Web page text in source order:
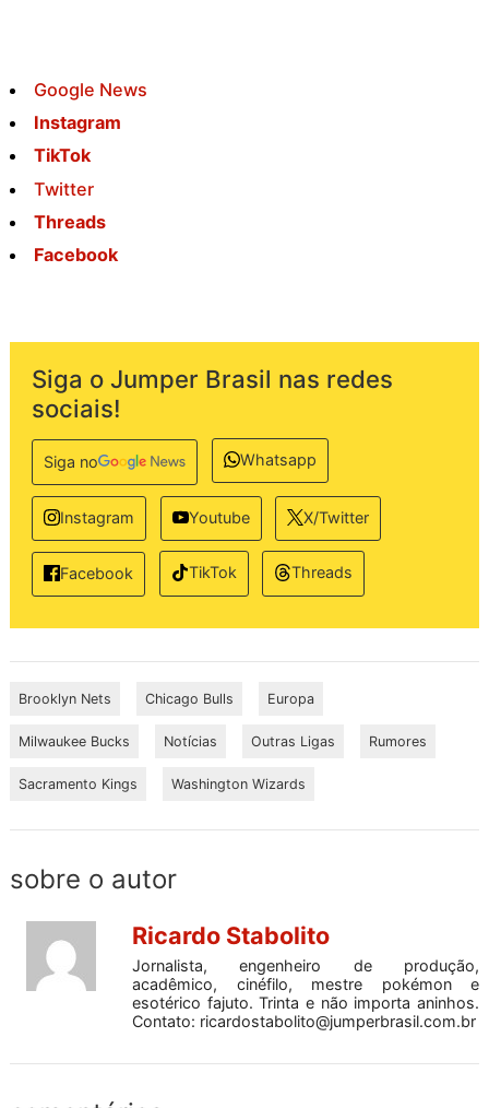
Google News
Instagram
TikTok
Twitter
Threads
Facebook
Siga o Jumper Brasil nas redes
sociais!
Siga no Whatsapp
Instagram Youtube X/Twitter
Facebook TikTok Threads
Brooklyn Nets Chicago Bulls Europa
Milwaukee Bucks Notícias Outras Ligas Rumores
Sacramento Kings Washington Wizards
sobre o autor
Ricardo Stabolito
Jornalista, engenheiro de produção,
acadêmico, cinéfilo, mestre pokémon e
esotérico fajuto. Trinta e não importa aninhos.
Contato: ricardostabolito@jumperbrasil.com.br